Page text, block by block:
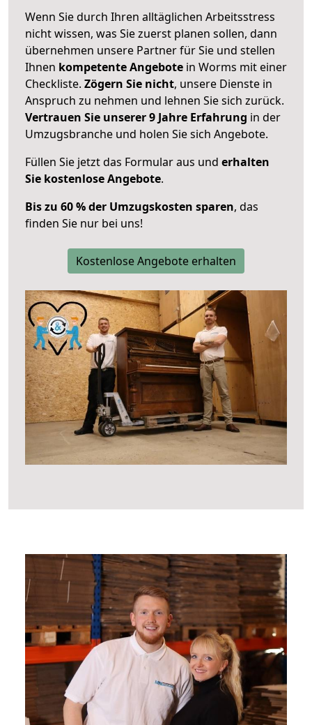
Wenn Sie durch Ihren alltäglichen Arbeitsstress
nicht wissen, was Sie zuerst planen sollen, dann
übernehmen unsere Partner für Sie und stellen
Ihnen kompetente Angebote in Worms mit einer
Checkliste. Zögern Sie nicht, unsere Dienste in
Anspruch zu nehmen und lehnen Sie sich zurück.
Vertrauen Sie unserer 9 Jahre Erfahrung in der
Umzugsbranche und holen Sie sich Angebote.
Füllen Sie jetzt das Formular aus und erhalten
Sie kostenlose Angebote.
Bis zu 60 % der Umzugskosten sparen, das
finden Sie nur bei uns!
Kostenlose Angebote erhalten